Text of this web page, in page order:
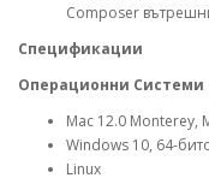
Composer
Спецификации
Операционни Системи
Mac 12.0 Monterey,
Windows 10, 64-
Linux